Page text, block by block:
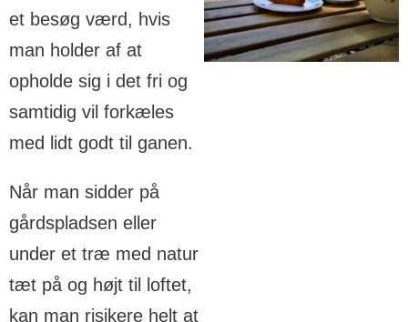
et besøg værd, hvis
man holder af at
opholde sig i det fri og
samtidig vil forkæles
med lidt godt til ganen.
Når man sidder på
gårdspladsen eller
under et træ med natur
tæt på og højt til loftet,
kan man risikere helt at